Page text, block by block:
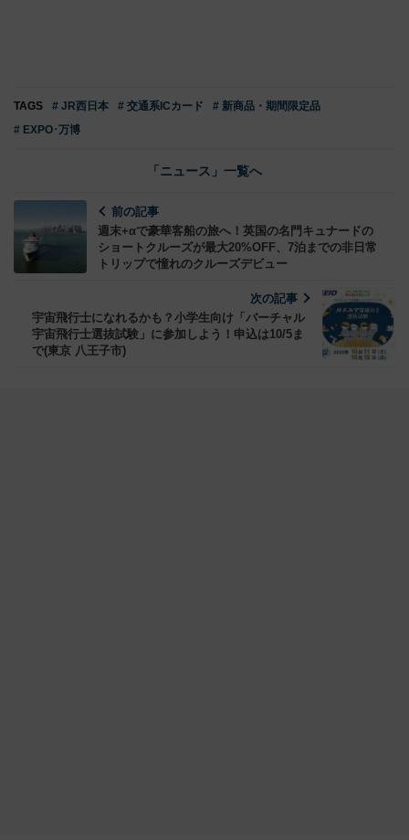
TAGS # JR西日本 # 交通系ICカード
# 新商品・期間限定品
# EXPO･万博
「ニュース」一覧へ
前の記事
週末+αで豪華客船の旅へ！英国の名門キュナードの
ショートクルーズが最大20%OFF、7泊までの非日常
トリップで憧れのクルーズデビュー
次の記事
宇宙飛行士になれるかも？小学生向け「バーチャル
宇宙飛行士選抜試験」に参加しよう！申込は10/5ま
で(東京 八王子市)